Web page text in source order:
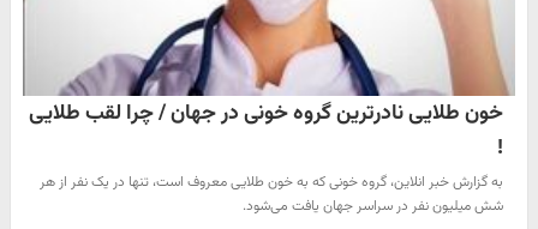
خون طلایی نادرترین گروه خونی در جهان / چرا لقب طلایی
!
به گزارش خبر انلاین، گروه خونی که به خون طلایی معروف است، تنها در یک نفر از هر
شش میلیون نفر در سراسر جهان یافت می‌شود.